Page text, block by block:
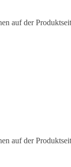
auf der
auf der